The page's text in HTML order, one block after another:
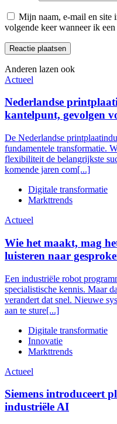
Mijn naam, e-mail en site
volgende keer wanneer ik een
Anderen lazen ook
Actueel
Nederlandse
kantelpunt, gevolgen
De Nederlandse
fundamentele transformatie.
flexibiliteit de belangrijkste
komende jaren com[...]
Digitale transformatie
Markttrends
Actueel
Wie het maakt, mag
luisteren naar
Een industriële robot
specialistische kennis. Maar
verandert dat snel. Nieuwe
aan te sture[...]
Digitale transformatie
Innovatie
Markttrends
Actueel
Siemens introduceert
industriële AI